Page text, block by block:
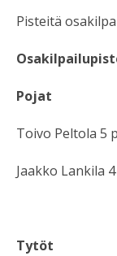
Pisteitä
Pojat
Toivo Peltola 5
Jaakko Lankila
Tytöt